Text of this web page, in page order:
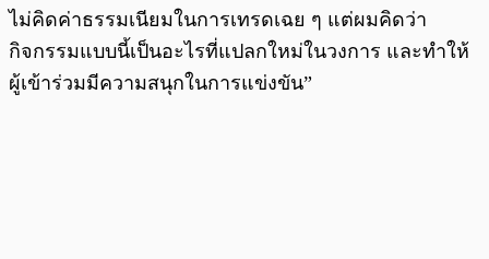
ไม่คิดค่าธรรมเนียมในการเทรดเฉย ๆ แต่ผมคิดว่า
กิจกรรมแบบนี้เป็นอะไรที่แปลกใหม่ในวงการ และทำให้
ผู้เข้าร่วมมีความสนุกในการแข่งขัน”